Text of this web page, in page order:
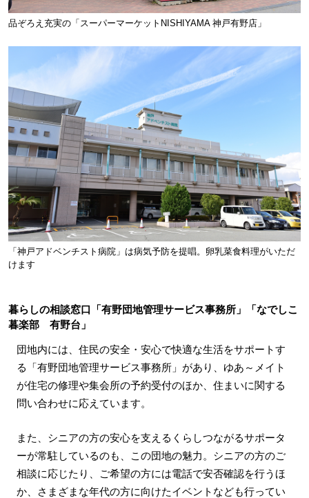
品ぞろえ充実の「スーパーマーケットNISHIYAMA 神戸有野店」
「神戸アドベンチスト病院」は病気予防を提唱。卵乳菜食料理がいただ
けます
暮らしの相談窓口「有野団地管理サービス事務所」「なでしこ
暮楽部 有野台」
団地内には、住民の安全・安心で快適な生活をサポートす
る「有野団地管理サービス事務所」があり、ゆあ～メイト
が住宅の修理や集会所の予約受付のほか、住まいに関する
問い合わせに応えています。
また、シニアの方の安心を支えるくらしつながるサポータ
ーが常駐しているのも、この団地の魅力。シニアの方のご
相談に応じたり、ご希望の方には電話で安否確認を行うほ
か、さまざまな年代の方に向けたイベントなども行ってい